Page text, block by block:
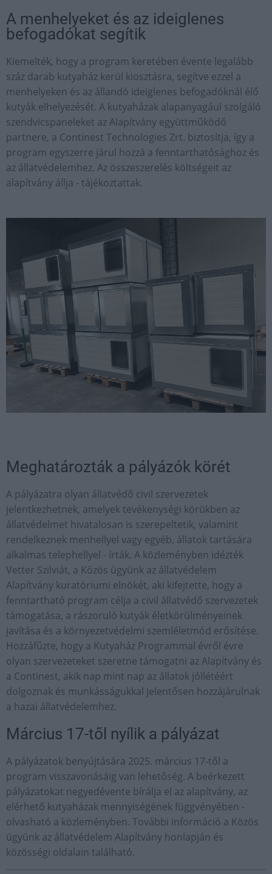
A menhelyeket és az ideiglenes
befogadókat segítik
Kiemelték, hogy a program keretében évente legalább
száz darab kutyaház kerül kiosztásra, segítve ezzel a
menhelyeken és az állandó ideiglenes befogadóknál élő
kutyák elhelyezését. A kutyaházak alapanyagául szolgáló
szendvicspaneleket az Alapítvány együttműködő
partnere, a Continest Technologies Zrt. biztosítja, így a
program egyszerre járul hozzá a fenntarthatósághoz és
az állatvédelemhez. Az összeszerelés költségeit az
alapítvány állja - tájékoztattak.
Meghatározták a pályázók körét
A pályázatra olyan állatvédő civil szervezetek
jelentkezhetnek, amelyek tevékenységi körükben az
állatvédelmet hivatalosan is szerepeltetik, valamint
rendelkeznek menhellyel vagy egyéb, állatok tartására
alkalmas telephellyel - írták. A közleményben idézték
Vetter Szilviát, a Közös ügyünk az állatvédelem
Alapítvány kuratóriumi elnökét, aki kifejtette, hogy a
fenntartható program célja a civil állatvédő szervezetek
támogatása, a rászoruló kutyák életkörülményeinek
javítása és a környezetvédelmi szemléletmód erősítése.
Hozzáfűzte, hogy a Kutyaház Programmal évről évre
olyan szervezeteket szeretne támogatni az Alapítvány és
a Continest, akik nap mint nap az állatok jóllétéért
dolgoznak és munkásságukkal jelentősen hozzájárulnak
a hazai állatvédelemhez.
Március 17-től nyílik a pályázat
A pályázatok benyújtására 2025. március 17-től a
program visszavonásáig van lehetőség. A beérkezett
pályázatokat negyedévente bírálja el az alapítvány, az
elérhető kutyaházak mennyiségének függvényében -
olvasható a közleményben. További információ a Közös
ügyünk az állatvédelem Alapítvány honlapján és
közösségi oldalain található.